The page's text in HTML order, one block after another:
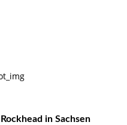
Rockhead in Sachsen